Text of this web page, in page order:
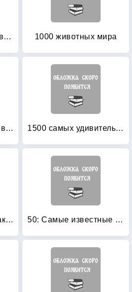
100 великих рекордов животных 1000 животных мира
150 удивительных животных 1500 самых удивительных животных
365 удивительных фактов о животных 50: Самые известные животные